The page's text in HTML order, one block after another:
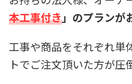
本工事付き」のプランが
工事や商品をそれぞれ単
トでご注文頂いた方が圧